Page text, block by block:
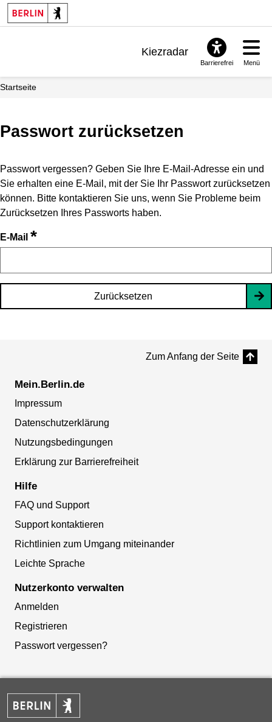
Kiezradar
Barrierefrei Menü
Startseite
Passwort zurücksetzen
Passwort vergessen? Geben Sie Ihre E-Mail-Adresse ein und
Sie erhalten eine E-Mail, mit der Sie Ihr Passwort zurücksetzen
können. Bitte kontaktieren Sie uns, wenn Sie Probleme beim
Zurücksetzen Ihres Passworts haben.
E-Mail *
Zurücksetzen
Zum Anfang der Seite
Mein.Berlin.de
Impressum
Datenschutzerklärung
Nutzungsbedingungen
Erklärung zur Barrierefreiheit
Hilfe
FAQ und Support
Support kontaktieren
Richtlinien zum Umgang miteinander
Leichte Sprache
Nutzerkonto verwalten
Anmelden
Registrieren
Passwort vergessen?